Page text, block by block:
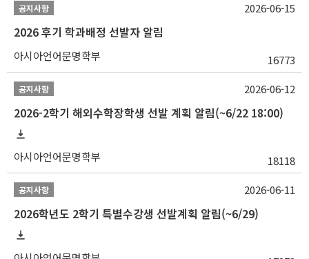
공지사항
2026 후기 학과배정 선발자 알림
아시아언어문명학부 16773
2026-06-15
공지사항
2026-2학기 해외수학장학생 선발 계획 알림(~6/22 18:00)
아시아언어문명학부 18118
2026-06-12
공지사항
2026학년도 2학기 특별수강생 선발계획 알림(~6/29)
2026-06-11